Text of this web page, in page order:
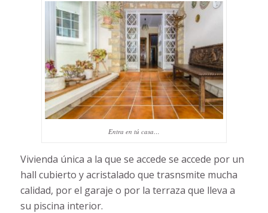
Entra en tú casa…
Vivienda única a la que se accede se accede por un
hall cubierto y acristalado que trasnsmite mucha
calidad, por el garaje o por la terraza que lleva a
su piscina interior.